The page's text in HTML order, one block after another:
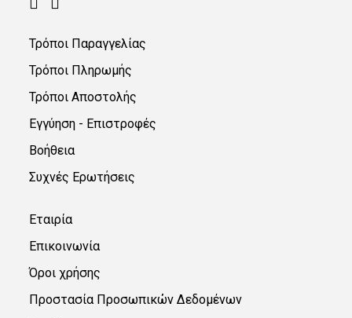
Τρόποι Παραγγελίας
Τρόποι Πληρωμής
Τρόποι Αποστολής
Εγγύηση - Επιστροφές
Βοήθεια
Συχνές Ερωτήσεις
Εταιρία
Επικοινωνία
Όροι χρήσης
Προστασία Προσωπικών Δεδομένων